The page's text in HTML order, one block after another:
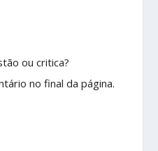
ou critica?
no final da página.